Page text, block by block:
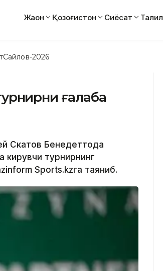
Жаҳон Қозоғистон Сиёсат Таҳлил
Сайлов-2026
ғалаба
Скатов Бенедеттода
кирувчи турнирнинг
Sports.kzга таяниб.